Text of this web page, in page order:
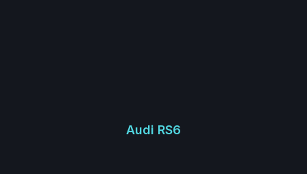
Audi RS6